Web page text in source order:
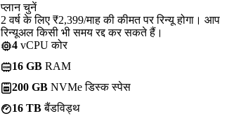
प्लान चुनें
2 वर्ष के लिए ₹2,399/माह की कीमत पर रिन्यू होगा। आप
रिन्यूअल किसी भी समय रद्द कर सकते हैं।
4 vCPU कोर
16 GB RAM
200 GB NVMe डिस्क स्पेस
16 TBबैंडविड्थ